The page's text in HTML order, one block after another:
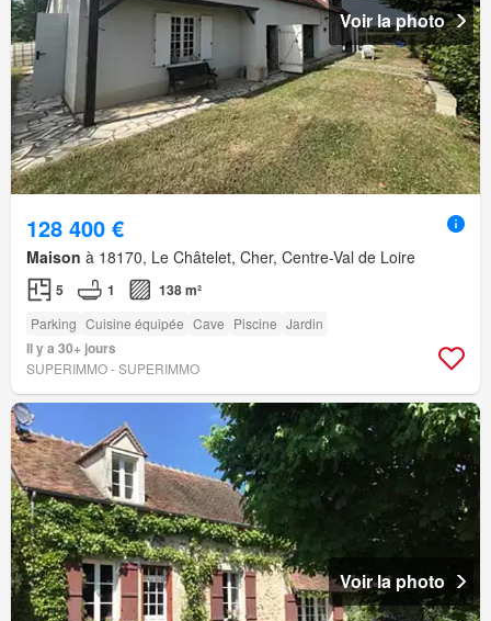
Voir la photo
128 400 €
Maison à 18170, Le Châtelet, Cher, Centre-Val de Loire
5 1 138 m²
Parking Cuisine équipée Cave Piscine Jardin
Il y a 30+ jours
SUPERIMMO - SUPERIMMO
Voir la photo